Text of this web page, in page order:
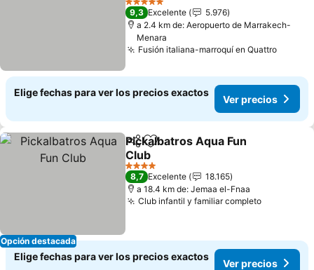
5 Estrellas
9,3 Excelente
5.976
a 2.4 km de: Aeropuerto de Marrakech-
Menara
Fusión italiana-marroquí en Quattro
Elige fechas para ver los precios exactos
Ver precios
Opción destacada
CompartirAgregar a favoritos
Pickalbatros Aqua Fun
Club
4 Estrellas
8,7 Excelente
18.165
a 18.4 km de: Jemaa el-Fnaa
Club infantil y familiar completo
Elige fechas para ver los precios exactos
Ver precios